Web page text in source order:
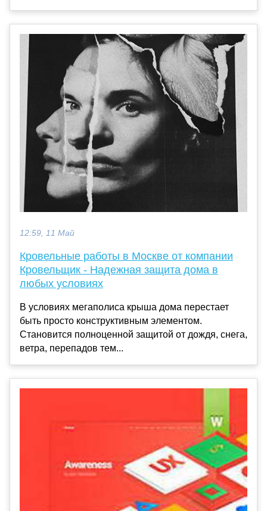
12:59, 11 Май
Кровельные работы в Москве от компании
Кровельщик - Надежная защита дома в
любых условиях
В условиях мегаполиса крыша дома перестает
быть просто конструктивным элементом.
Становится полноценной защитой от дождя, снега,
ветра, перепадов тем...